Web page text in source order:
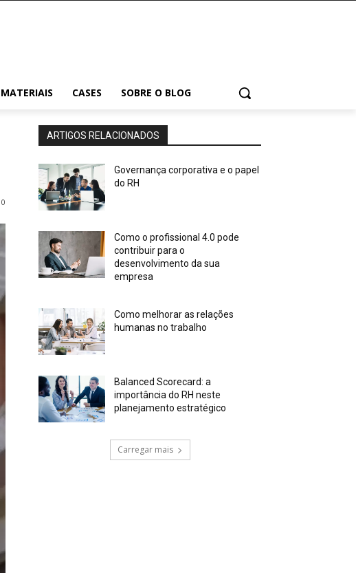
MATERIAIS CASES SOBRE O BLOG
0
ARTIGOS RELACIONADOS
Governança corporativa e o papel
do RH
Como o profissional 4.0 pode
contribuir para o
desenvolvimento da sua
empresa
Como melhorar as relações
humanas no trabalho
Balanced Scorecard: a
importância do RH neste
planejamento estratégico
Carregar mais